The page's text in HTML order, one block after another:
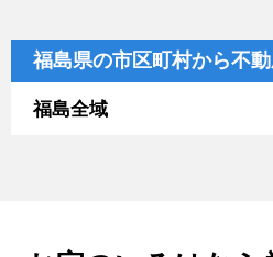
福島県の市区町村から不
福島全域